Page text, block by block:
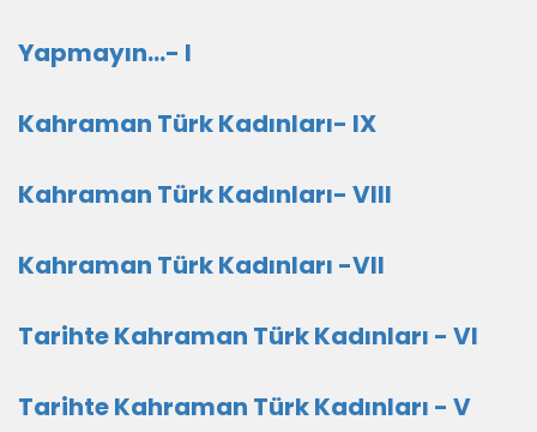
Yapmayın...- I
Kahraman Türk Kadınları- IX
Kahraman Türk Kadınları- VIII
Kahraman Türk Kadınları -VII
Tarihte Kahraman Türk Kadınları - VI
Tarihte Kahraman Türk Kadınları - V